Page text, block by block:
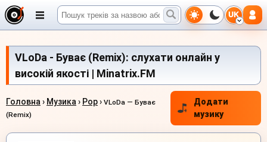
UK
VLoDa - Буває (Remix): слухати онлайн у
високій якості | Minatrix.FM
Головна › Музика › Pop› VLoDa — Буває
(Remix)
Додати
музику